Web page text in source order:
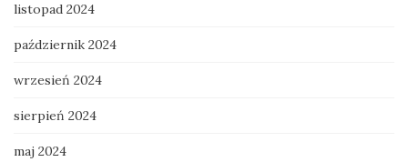
listopad 2024
październik 2024
wrzesień 2024
sierpień 2024
maj 2024